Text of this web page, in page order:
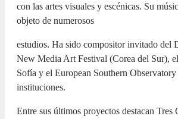
con las artes visuales y escénicas. Su
objeto de numerosos
estudios. Ha sido compositor invitado del
New Media Art Festival (Corea del Sur),
Sofía y el European Southern
instituciones.
Entre sus últimos proyectos destacan Tres